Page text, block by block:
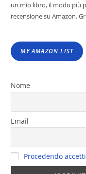
un mio libro, il modo più
recensione su Amazon.
MY AMAZON LIST
Nome
Email
Procedendo